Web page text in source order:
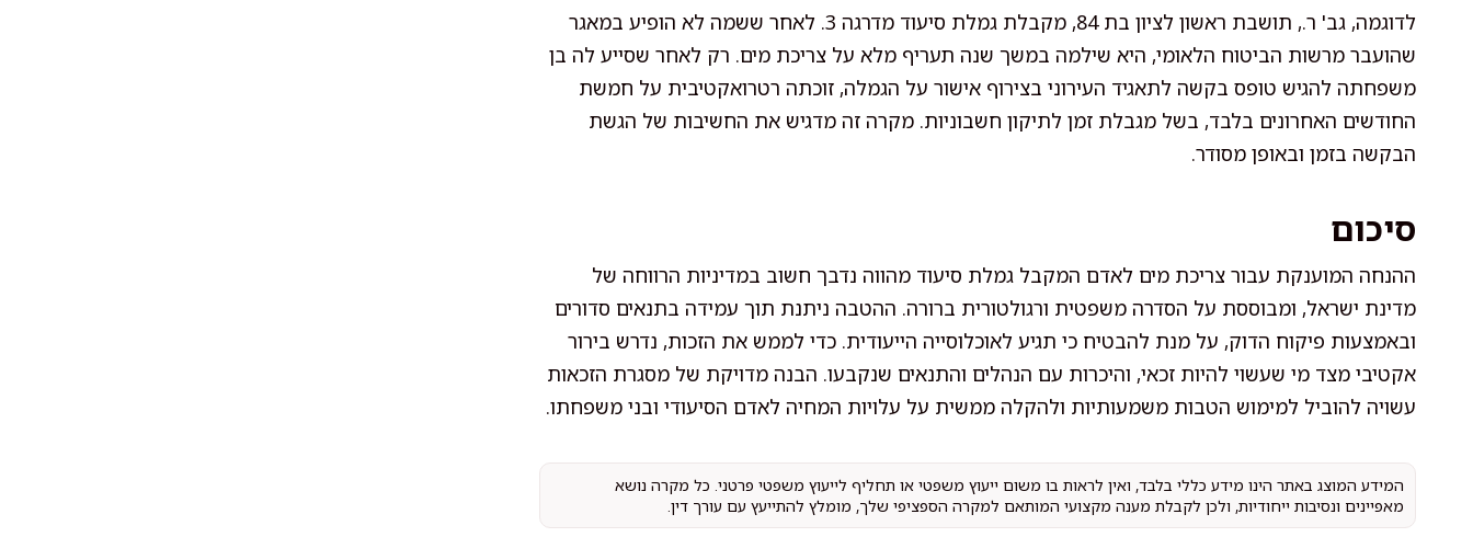
לדוגמה, גב' ר., תושבת ראשון לציון בת 84, מקבלת גמלת סיעוד מדרגה 3. לאחר ששמה לא הופיע במאגר
שהועבר מרשות הביטוח הלאומי, היא שילמה במשך שנה תעריף מלא על צריכת מים. רק לאחר שסייע לה בן
משפחתה להגיש טופס בקשה לתאגיד העירוני בצירוף אישור על הגמלה, זוכתה רטרואקטיבית על חמשת
החודשים האחרונים בלבד, בשל מגבלת זמן לתיקון חשבוניות. מקרה זה מדגיש את החשיבות של הגשת
הבקשה בזמן ובאופן מסודר.
סיכום
ההנחה המוענקת עבור צריכת מים לאדם המקבל גמלת סיעוד מהווה נדבך חשוב במדיניות הרווחה של
מדינת ישראל, ומבוססת על הסדרה משפטית ורגולטורית ברורה. ההטבה ניתנת תוך עמידה בתנאים סדורים
ובאמצעות פיקוח הדוק, על מנת להבטיח כי תגיע לאוכלוסייה הייעודית. כדי לממש את הזכות, נדרש בירור
אקטיבי מצד מי שעשוי להיות זכאי, והיכרות עם הנהלים והתנאים שנקבעו. הבנה מדויקת של מסגרת הזכאות
עשויה להוביל למימוש הטבות משמעותיות ולהקלה ממשית על עלויות המחיה לאדם הסיעודי ובני משפחתו.
המידע המוצג באתר הינו מידע כללי בלבד, ואין לראות בו משום ייעוץ משפטי או תחליף לייעוץ משפטי פרטני. כל מקרה נושא
מאפיינים ונסיבות ייחודיות, ולכן לקבלת מענה מקצועי המותאם למקרה הספציפי שלך, מומלץ להתייעץ עם עורך דין.